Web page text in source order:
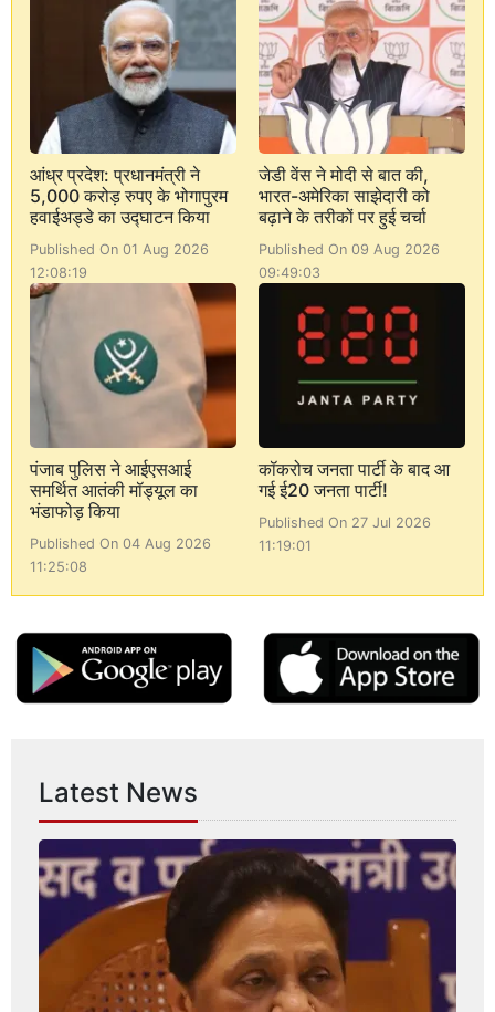
आंध्र प्रदेश: प्रधानमंत्री ने
5,000 करोड़ रुपए के भोगापुरम
हवाईअड्डे का उद्घाटन किया
Published On 01 Aug 2026
12:08:19
जेडी वेंस ने मोदी से बात की,
भारत-अमेरिका साझेदारी को
बढ़ाने के तरीकों पर हुई चर्चा
Published On 09 Aug 2026
09:49:03
पंजाब पुलिस ने आईएसआई
समर्थित आतंकी मॉड्यूल का
भंडाफोड़ किया
Published On 04 Aug 2026
11:25:08
कॉकरोच जनता पार्टी के बाद आ
गई ई20 जनता पार्टी!
Published On 27 Jul 2026
11:19:01
Latest News